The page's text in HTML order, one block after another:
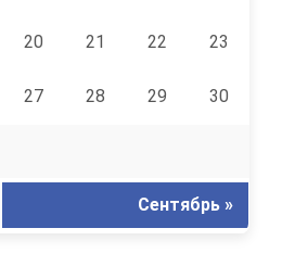
20 21 22 23
27 28 29 30
Сентябрь »